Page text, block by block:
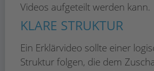
Videos aufgeteilt werden kann.
KLARE STRUKTUR
Ein Erklärvideo sollte einer
Struktur folgen, die dem